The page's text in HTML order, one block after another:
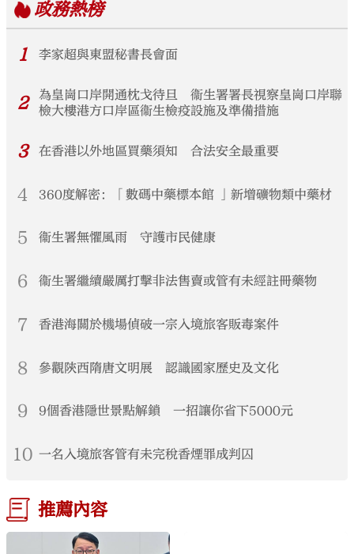
政務熱榜
1 李家超與東盟秘書長會面
2
為皇崗口岸開通枕戈待旦 衞生署署長視察皇崗口岸聯
檢大樓港方口岸區衞生檢疫設施及準備措施
3 在香港以外地區買藥須知 合法安全最重要
4 360度解密：「數碼中藥標本館 」新增礦物類中藥材
5 衞生署無懼風雨 守護市民健康
6 衞生署繼續嚴厲打擊非法售賣或管有未經註冊藥物
7 香港海關於機場偵破一宗入境旅客販毒案件
8 參觀陝西隋唐文明展 認識國家歷史及文化
9 9個香港隱世景點解鎖 一招讓你省下5000元
10 一名入境旅客管有未完稅香煙罪成判囚
推薦內容